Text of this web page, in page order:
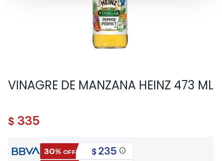
VINAGRE DE MANZANA HEINZ 473 ML
$ 335
30% OFF $ 235 info